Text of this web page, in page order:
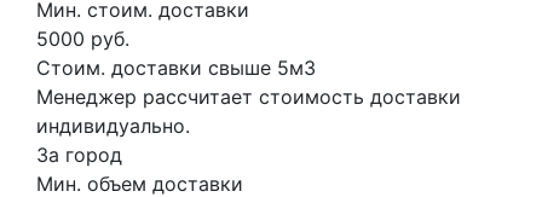
Мин. стоим. доставки
5000 руб.
Стоим. доставки свыше 5м3
Менеджер рассчитает стоимость доставки
индивидуально.
За город
Мин. объем доставки